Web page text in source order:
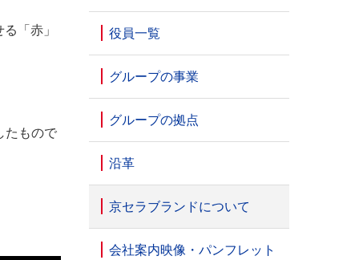
「赤」
たもので
役員一覧
グループの事業
グループの拠点
沿革
京セラブランドについて
会社案内映像・パンフレット